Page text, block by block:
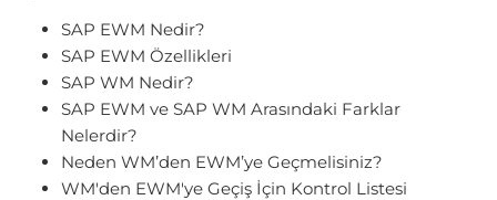
SAP EWM Nedir?
SAP EWM Özellikleri
SAP WM Nedir?
SAP EWM ve SAP WM Arasındaki Farklar
Nelerdir?
Neden WM’den EWM’ye Geçmelisiniz?
WM'den EWM'ye Geçiş İçin Kontrol Listesi